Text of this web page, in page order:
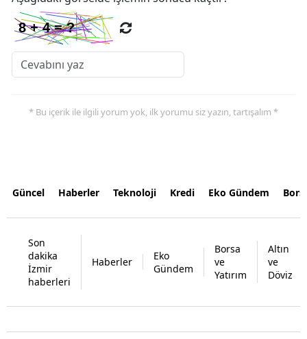
* Bu içerik ile ilgili yorum yok, ilk yorumu siz yazın, tartışalım *
Güncel Haberler Teknoloji Kredi Eko Gündem
Son
dakika
İzmir
haberleri
Haberler
Eko
Gündem
Borsa
ve
Yatırım
Altın
ve
Döviz